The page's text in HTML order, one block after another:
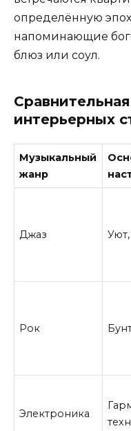
определённую
напоминающие
блюз или соул.
интерьерных
Музыкальный
жанр
Джаз Уют,
Рок
Электроника